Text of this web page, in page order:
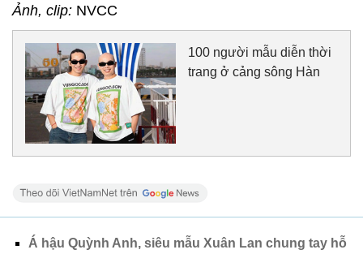
Ảnh, clip: NVCC
100 người mẫu diễn thời
trang ở cảng sông Hàn
Á hậu Quỳnh Anh, siêu mẫu Xuân Lan chung tay hỗ